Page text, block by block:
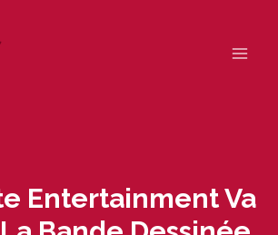
Entertainment Va